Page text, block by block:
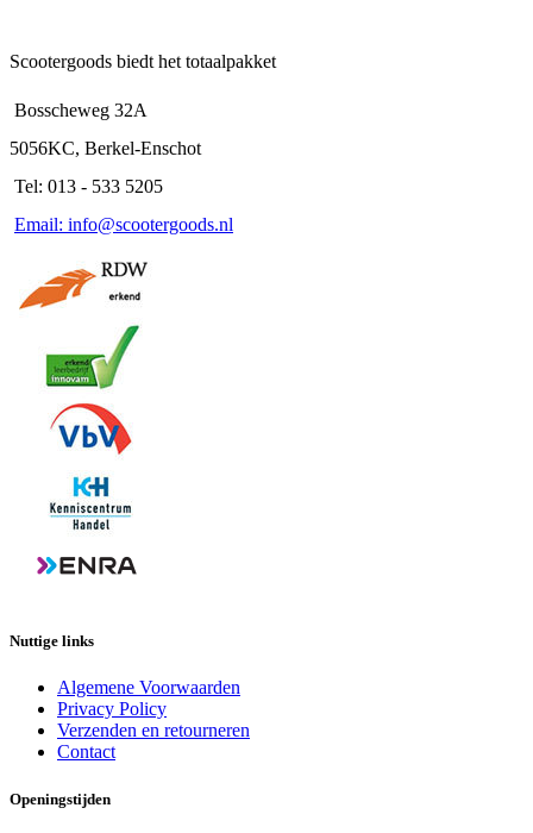
Scootergoods biedt het totaalpakket
Bosscheweg 32A
5056KC, Berkel-Enschot
Tel: 013 - 533 5205
Email: info@scootergoods.nl
Nuttige links
Algemene Voorwaarden
Privacy Policy
Verzenden en retourneren
Contact
Openingstijden